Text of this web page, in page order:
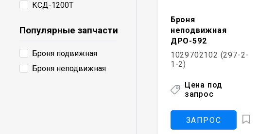
КСД-1200Т
КМД-1750Т/Гр
КМД-1750Т
КСД-1750Т/Гр
Популярные запчасти
Броня подвижная
Броня неподвижная
Броня
неподвижная
ДРО-592
1029702102 (297-2-
1-2)
Цена под
запрос
ЗАПРОС